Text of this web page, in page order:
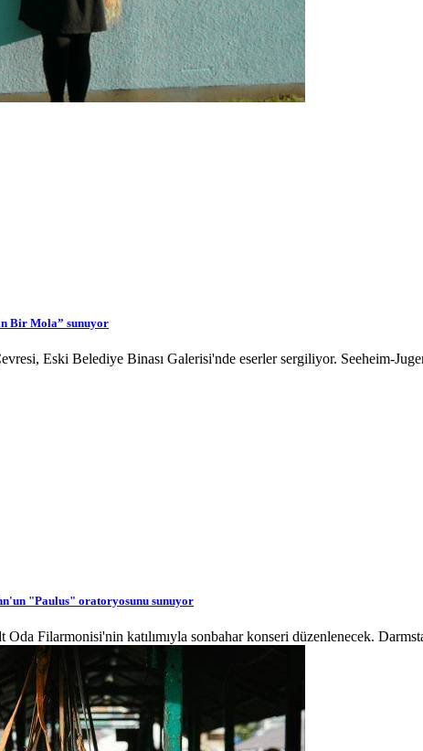
Bir Mola” sunuyor
Eski Belediye Binası Galerisi'nde eserler sergiliyor. Seeheim-
"Paulus" oratoryosunu sunuyor
Filarmonisi'nin katılımıyla sonbahar konseri düzenlenecek.